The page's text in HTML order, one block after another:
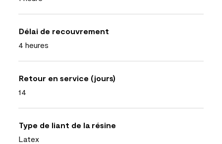
Délai de recouvrement
4 heures
Retour en service (jours)
14
Type de liant de la résine
Latex